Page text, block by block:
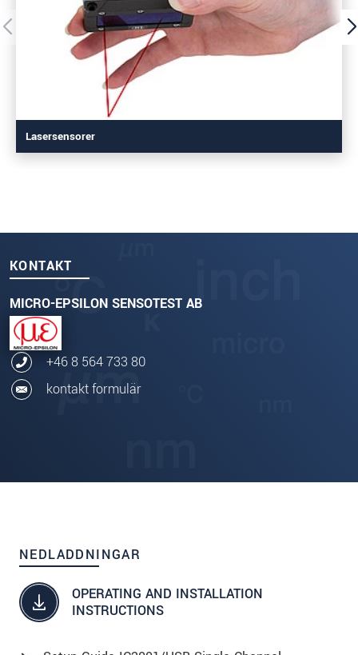
Lasersensorer
KONTAKT
MICRO-EPSILON SENSOTEST AB
+46 8 564 733 80
kontakt formulär
NEDLADDNINGAR
OPERATING AND INSTALLATION
INSTRUCTIONS